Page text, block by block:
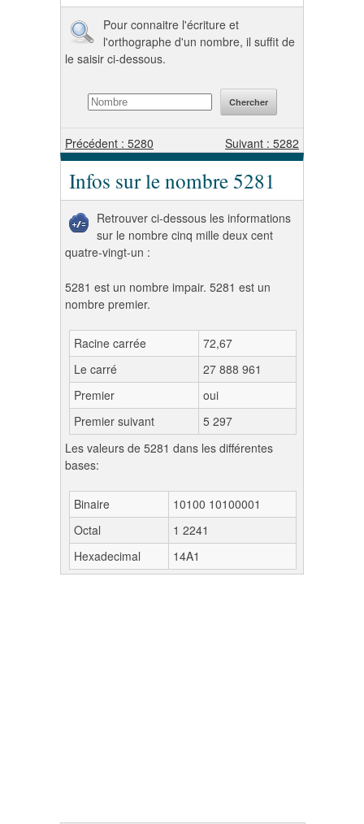
Pour connaitre l'écriture et
l'orthographe d'un nombre, il suffit de
le saisir ci-dessous.
Précédent : 5280 Suivant : 5282
Infos sur le nombre 5281
Retrouver ci-dessous les informations
sur le nombre cinq mille deux cent
quatre-vingt-un :
5281 est un nombre impair. 5281 est un
nombre premier.
Racine carrée
72,67
Le carré
27 888 961
Premier
oui
Premier suivant
5 297
Les valeurs de 5281 dans les différentes
bases:
Binaire
10100 10100001
Octal
1 2241
Hexadecimal
14A1